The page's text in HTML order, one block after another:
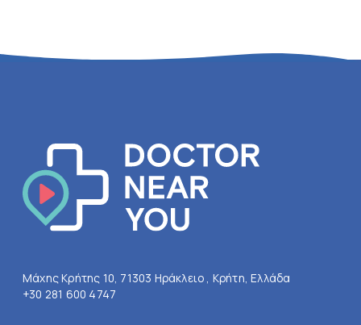
Μάχης Κρήτης 10, 71303 Ηράκλειο , Κρήτη, Ελλάδα
+30 281 600 4747